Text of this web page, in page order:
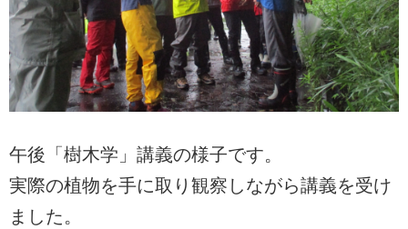
午後「樹木学」講義の様子です。
実際の植物を手に取り観察しながら講義を受け
ました。